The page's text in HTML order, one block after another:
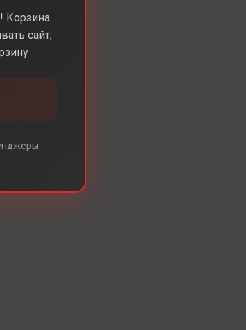
Корзина
сайт,